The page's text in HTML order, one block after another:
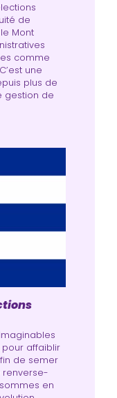
de
Mont
comme
une
plus de
gestion de
affai­blir
de semer
ren­ver­se­
en